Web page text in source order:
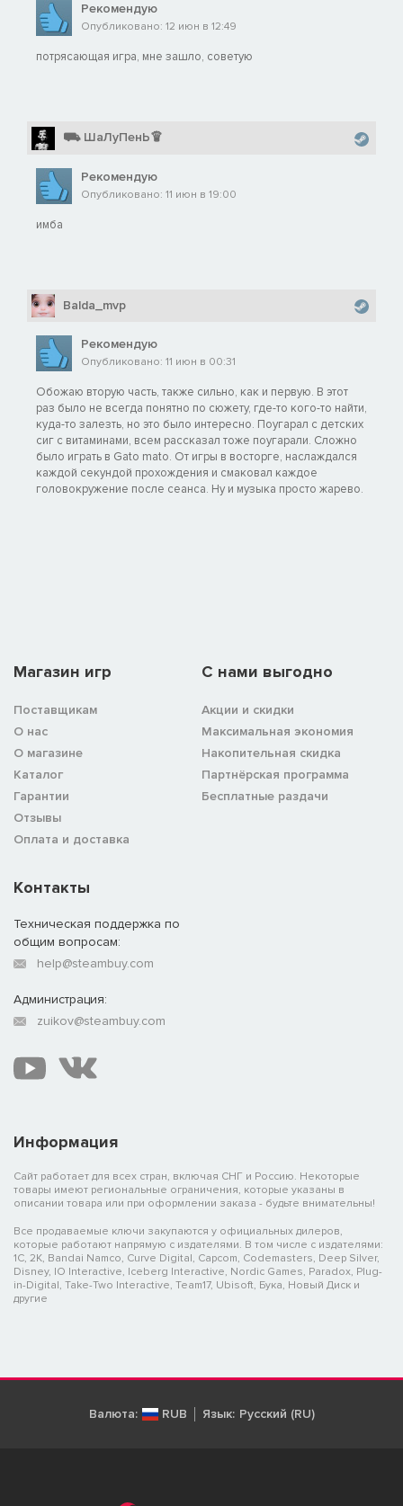
Рекомендую
Опубликовано: 12 июн в 12:49
потрясающая игра, мне зашло, советую
⛟ ШаЛуПенЬ♕
Рекомендую
Опубликовано: 11 июн в 19:00
имба
Balda_mvp
Рекомендую
Опубликовано: 11 июн в 00:31
Обожаю вторую часть, также сильно, как и первую. В этот
раз было не всегда понятно по сюжету, где-то кого-то найти,
куда-то залезть, но это было интересно. Поугарал с детских
сиг с витаминами, всем рассказал тоже поугарали. Сложно
было играть в Gato mato. От игры в восторге, наслаждался
каждой секундой прохождения и смаковал каждое
головокружение после сеанса. Ну и музыка просто жарево.
Магазин игр
Поставщикам
О нас
О магазине
Каталог
Гарантии
Отзывы
Оплата и доставка
C нами выгодно
Акции и скидки
Максимальная экономия
Накопительная скидка
Партнёрская программа
Бесплатные раздачи
Информация
Сайт работает для всех стран, включая СНГ и Россию. Некоторые
товары имеют региональные ограничения, которые указаны в
описании товара или при оформлении заказа - будьте внимательны!
Все продаваемые ключи закупаются у официальных дилеров,
которые работают напрямую с издателями. В том числе с издателями:
1C, 2K, Bandai Namco, Curve Digital, Capcom, Codemasters, Deep Silver,
Disney, IO Interactive, Iceberg Interactive, Nordic Games, Paradox, Plug-
in-Digital, Take-Two Interactive, Team17, Ubisoft, Бука, Новый Диск и
другие
Контакты
Техническая поддержка по
общим вопросам:
help@steambuy.com
Администрация:
zuikov@steambuy.com
Валюта: RUB Язык: Русский (RU)